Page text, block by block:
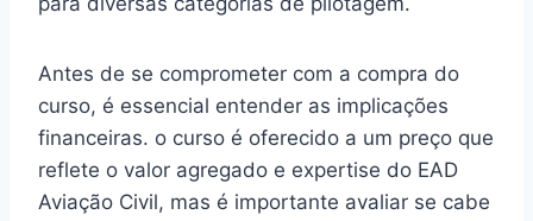
Antes de se comprometer com a compra do
curso, é essencial entender as implicações
financeiras. o curso é oferecido a um preço que
reflete o valor agregado e expertise do EAD
Aviação Civil, mas é importante avaliar se cabe